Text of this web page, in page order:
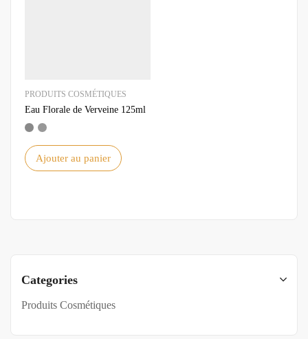
Categories
Produits Cosmétiques
PRODUITS COSMÉTIQUES
Eau Florale de Verveine 125ml
Ajouter au panier